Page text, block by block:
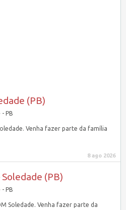
(PB)
- PB
Venha fazer parte da família
8 ago 2026
(PB)
- PB
Soledade. Venha fazer parte da